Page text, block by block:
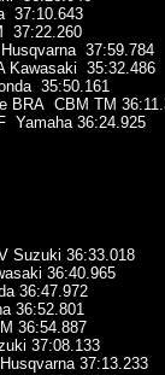
37:10.643
37:22.260
37:59.784
Kawasaki 35:32.486
35:50.161
BRA CBM TM
Yamaha 36:24.925
Suzuki 36:33.018
36:40.965
36:47.972
36:52.801
36:54.887
37:08.133
37:13.233